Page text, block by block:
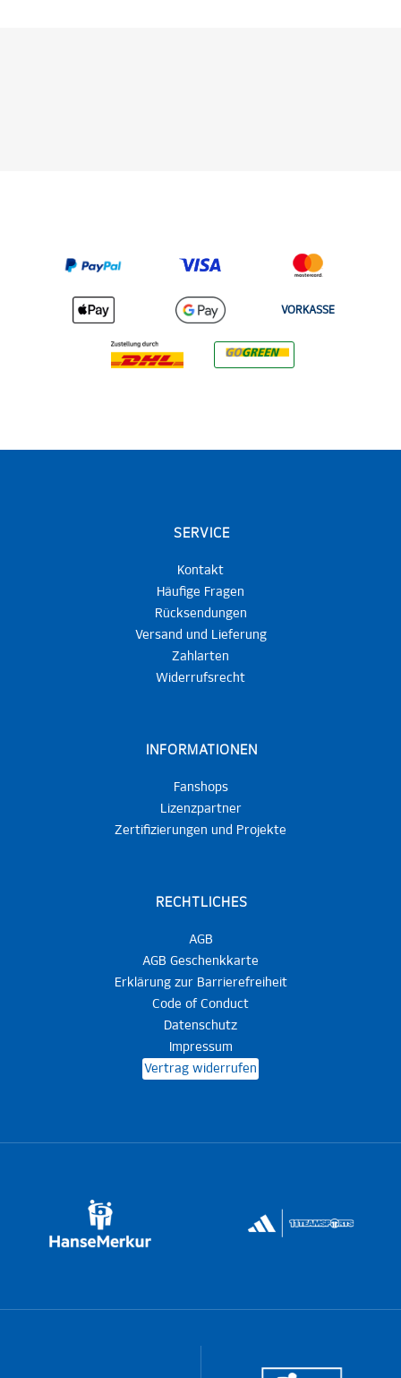
VORKASSE
SERVICE
Kontakt
Häufige Fragen
Rücksendungen
Versand und Lieferung
Zahlarten
Widerrufsrecht
INFORMATIONEN
Fanshops
Lizenzpartner
Zertifizierungen und Projekte
RECHTLICHES
AGB
AGB Geschenkkarte
Erklärung zur Barrierefreiheit
Code of Conduct
Datenschutz
Impressum
Vertrag widerrufen